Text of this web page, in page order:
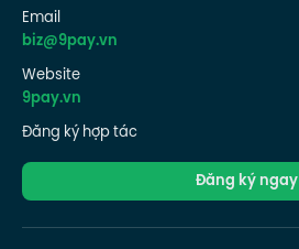
Email
biz@9pay.vn
Website
9pay.vn
Đăng ký hợp tác
Đăng ký ngay